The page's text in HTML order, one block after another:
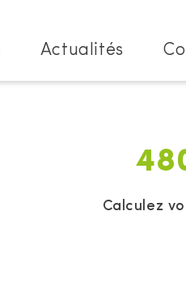
Actualités
Calculez